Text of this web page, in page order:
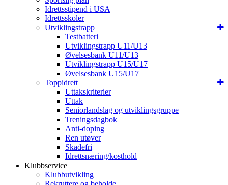
Idrettsstipend i USA
Idrettsskoler
Utviklingstrapp
Testbatteri
Utviklingstrapp U11/U13
Øvelsesbank U11/U13
Utviklingstrapp U15/U17
Øvelsesbank U15/U17
Toppidrett
Uttakskriterier
Uttak
Seniorlandslag og utviklingsgruppe
Treningsdagbok
Anti-doping
Ren utøver
Skadefri
Idrettsnæring/kosthold
Klubbservice
Klubbutvikling